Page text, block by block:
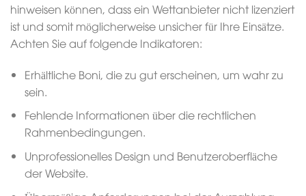
hinweisen können, dass ein Wettanbieter nicht lizenziert
ist und somit möglicherweise unsicher für Ihre Einsätze.
Achten Sie auf folgende Indikatoren:
Erhältliche Boni, die zu gut erscheinen, um wahr zu
sein.
Fehlende Informationen über die rechtlichen
Rahmenbedingungen.
Unprofessionelles Design und Benutzeroberfläche
der Website.